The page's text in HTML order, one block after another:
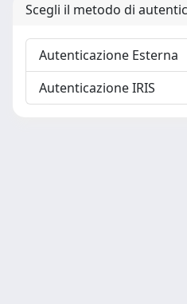
Scegli il metodo di
Autenticazione Esterna
Autenticazione IRIS